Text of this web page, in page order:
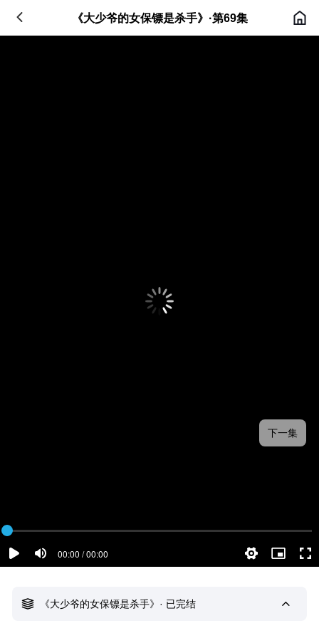
《大少爷的女保镖是杀手》·第69集
00:00 / 00:00
下一集
《大少爷的女保镖是杀手》· 已完结